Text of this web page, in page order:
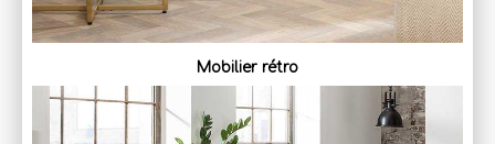
Mobilier rétro